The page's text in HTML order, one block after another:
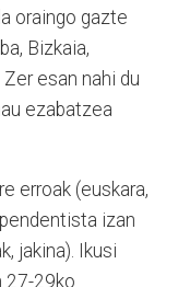
oraingo gazte
Bizkaia,
esan nahi du
ezabatzea
erroak (euskara,
izan
jakina). Ikusi
27-29ko